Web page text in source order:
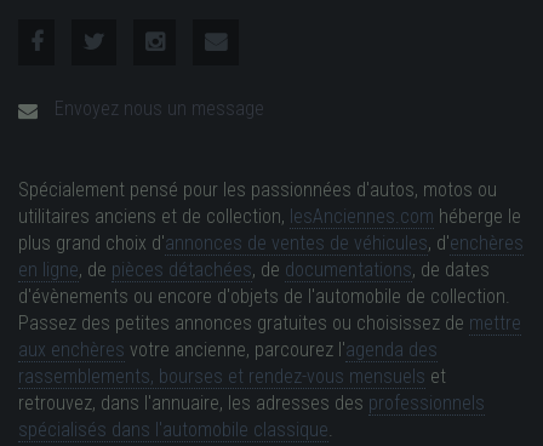
Envoyez nous un message
Spécialement pensé pour les passionnées d'autos, motos ou
utilitaires anciens et de collection, lesAnciennes.com héberge le
plus grand choix d'annonces de ventes de véhicules, d'enchères
en ligne, de pièces détachées, de documentations, de dates
d'évènements ou encore d'objets de l'automobile de collection.
Passez des petites annonces gratuites ou choisissez de mettre
aux enchères votre ancienne, parcourez l'agenda des
rassemblements, bourses et rendez-vous mensuels et
retrouvez, dans l'annuaire, les adresses des professionnels
spécialisés dans l'automobile classique.